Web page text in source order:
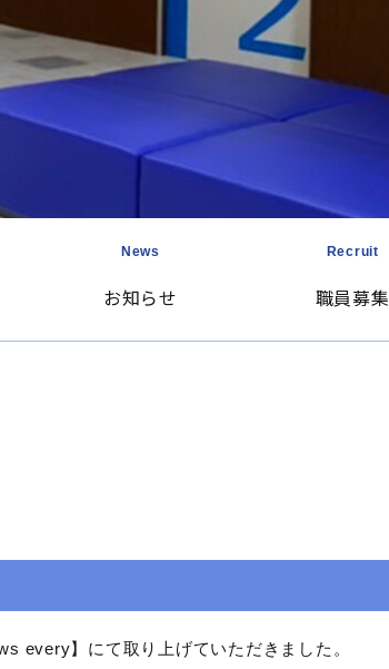
News
お知らせ
Recruit
職員募集
every】にて取り上げていただきました。